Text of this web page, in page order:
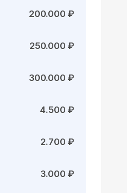
200.000 ₽
250.000 ₽
300.000 ₽
4.500 ₽
2.700 ₽
3.000 ₽